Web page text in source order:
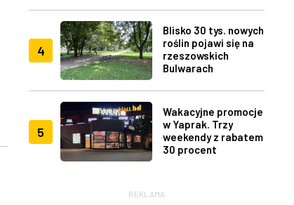
4
Blisko 30 tys. nowych
roślin pojawi się na
rzeszowskich
Bulwarach
5
Wakacyjne promocje
w Yaprak. Trzy
weekendy z rabatem
30 procent
REKLAMA